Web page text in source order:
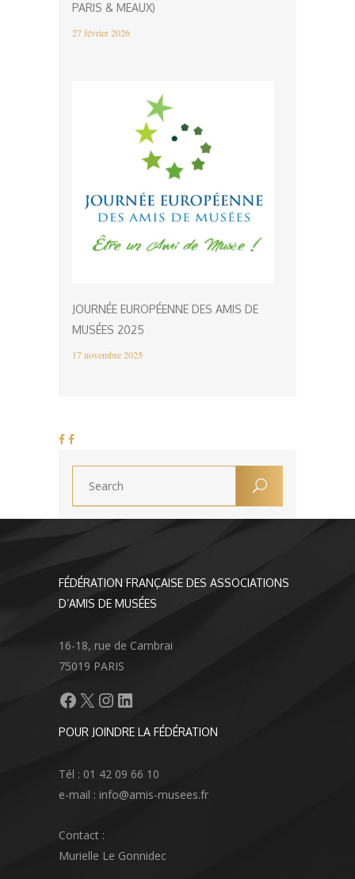
PARIS & MEAUX)
27 février 2026
JOURNÉE EUROPÉENNE DES AMIS DE
MUSÉES 2025
17 novembre 2025
FÉDÉRATION FRANÇAISE DES ASSOCIATIONS
D’AMIS DE MUSÉES
16-18, rue de Cambrai
75019 PARIS
Facebook
X Instagram
LinkedIn
POUR JOINDRE LA FÉDÉRATION
Tél : 01 42 09 66 10
e-mail : info@amis-musees.fr
Contact :
Murielle Le Gonnidec